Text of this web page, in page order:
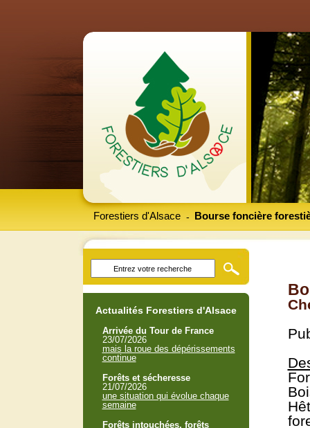
Forestiers d'Alsace Bourse foncière
-
Actualités Forestiers d'Alsace
Arrivée du Tour de France
23/07/2026
mais la roue des dépérissements
continue
Forêts et sécheresse
21/07/2026
une situation qui évolue chaque
semaine
Forêts intouchées, forêts